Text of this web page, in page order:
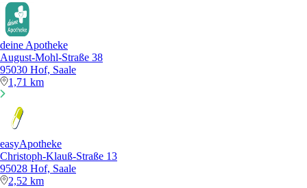
deine Apotheke
August-Mohl-Straße 38
95030 Hof, Saale
1,71 km
easyApotheke
Christoph-Klauß-Straße 13
95028 Hof, Saale
2,52 km